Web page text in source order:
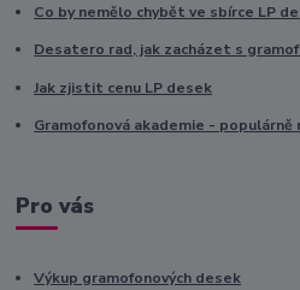
Co by nemělo chybět ve sbírce LP
Desatero rad, jak zacházet s
Jak zjistit cenu LP desek
Gramofonová akademie - populárně
Pro vás
Výkup gramofonových desek